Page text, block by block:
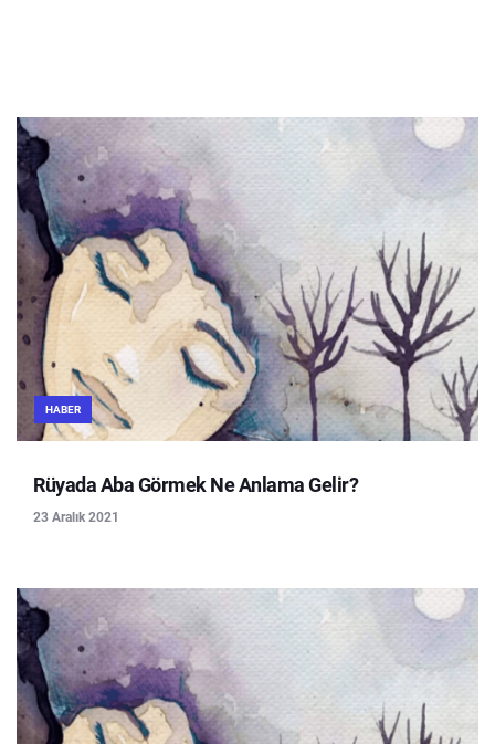
HABER
Rüyada Aba Görmek Ne Anlama Gelir?
23 Aralık 2021